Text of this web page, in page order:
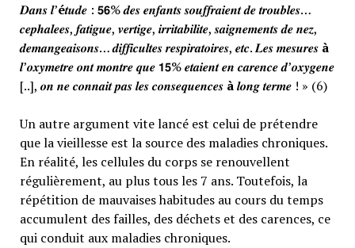
𝑫𝒂𝒏𝒔 𝒍’é𝒕𝒖𝒅𝒆 : 𝟱𝟲% 𝒅𝒆𝒔 𝒆𝒏𝒇𝒂𝒏𝒕𝒔 𝒔𝒐𝒖𝒇𝒇𝒓𝒂𝒊𝒆𝒏𝒕 𝒅𝒆 𝒕𝒓𝒐𝒖𝒃𝒍𝒆𝒔…
𝒄𝒆𝒑𝒉𝒂𝒍𝒆𝒆𝒔, 𝒇𝒂𝒕𝒊𝒈𝒖𝒆, 𝒗𝒆𝒓𝒕𝒊𝒈𝒆, 𝒊𝒓𝒓𝒊𝒕𝒂𝒃𝒊𝒍𝒊𝒕𝒆, 𝒔𝒂𝒊𝒈𝒏𝒆𝒎𝒆𝒏𝒕𝒔 𝒅𝒆 𝒏𝒆𝒛,
𝒅𝒆𝒎𝒂𝒏𝒈𝒆𝒂𝒊𝒔𝒐𝒏𝒔… 𝒅𝒊𝒇𝒇𝒊𝒄𝒖𝒍𝒕𝒆𝒔 𝒓𝒆𝒔𝒑𝒊𝒓𝒂𝒕𝒐𝒊𝒓𝒆𝒔, 𝒆𝒕𝒄. 𝑳𝒆𝒔 𝒎𝒆𝒔𝒖𝒓𝒆𝒔 à
𝒍’𝒐𝒙𝒚𝒎𝒆𝒕𝒓𝒆 𝒐𝒏𝒕 𝒎𝒐𝒏𝒕𝒓𝒆 𝒒𝒖𝒆 𝟭𝟱% 𝒆𝒕𝒂𝒊𝒆𝒏𝒕 𝒆𝒏 𝒄𝒂𝒓𝒆𝒏𝒄𝒆 𝒅’𝒐𝒙𝒚𝒈𝒆𝒏𝒆
[..], 𝒐𝒏 𝒏𝒆 𝒄𝒐𝒏𝒏𝒂𝒊𝒕 𝒑𝒂𝒔 𝒍𝒆𝒔 𝒄𝒐𝒏𝒔𝒆𝒒𝒖𝒆𝒏𝒄𝒆𝒔 à𝒍𝒐𝒏𝒈 𝒕𝒆𝒓𝒎𝒆 ! » (6)
Un autre argument vite lancé est celui de prétendre
que la vieillesse est la source des maladies chroniques.
En réalité, les cellules du corps se renouvellent
régulièrement, au plus tous les 7 ans. Toutefois, la
répétition de mauvaises habitudes au cours du temps
accumulent des failles, des déchets et des carences, ce
qui conduit aux maladies chroniques.